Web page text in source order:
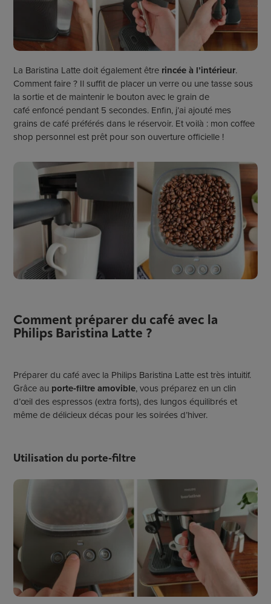
La Baristina Latte doit également être rincéeà l’intérieur.
Comment faire ? Il suffit de placer un verre ou une tasse sous
la sortie et de maintenir le boutonavec le grain de
caféenfoncé pendant 5 secondes. Enfin, j’ai ajouté mes
grains de café préférés dans le réservoir. Et voilà : mon coffee
shop personnel est prêt pour son ouverture officielle !
Comment préparer du café avec la
Philips Baristina Latte ?
Préparer du café avec la Philips Baristina Latte est très intuitif.
Grâce au porte‑filtre amovible, vous préparez en un clin
d’œil des espressos (extra forts), des lungos équilibrés et
même de délicieux décas pour les soirées d’hiver.
Utilisation du porte‑filtre